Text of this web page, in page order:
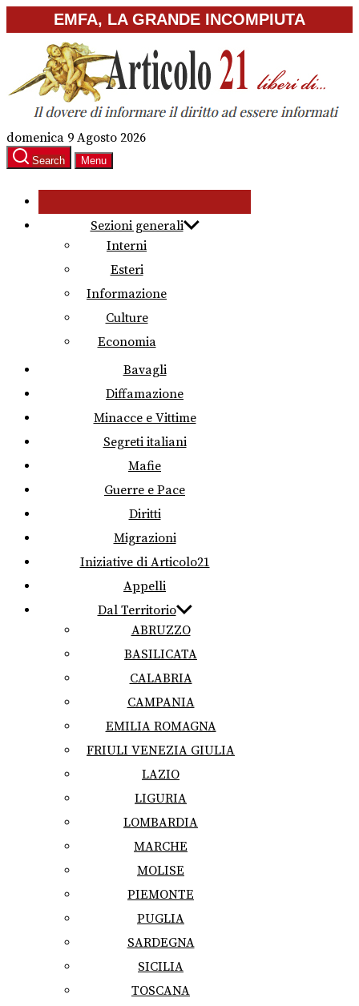
to
content
EMFA, LA GRANDE INCOMPIUTA
domenica 9 Agosto 2026
Search Menu
Sezioni generali
Interni
Esteri
Informazione
Culture
Economia
Bavagli
Diffamazione
Minacce e Vittime
Segreti italiani
Mafie
Guerre e Pace
Diritti
Migrazioni
Iniziative di Articolo21
Appelli
Dal Territorio
ABRUZZO
BASILICATA
CALABRIA
CAMPANIA
EMILIA ROMAGNA
FRIULI VENEZIA GIULIA
LAZIO
LIGURIA
LOMBARDIA
MARCHE
MOLISE
PIEMONTE
PUGLIA
SARDEGNA
SICILIA
TOSCANA